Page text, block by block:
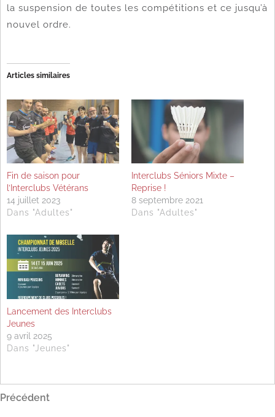
la suspension de toutes les compétitions et ce jusqu’à
nouvel ordre.
Articles similaires
Fin de saison pour
l’Interclubs Vétérans
14 juillet 2023
Dans "Adultes"
Interclubs Séniors Mixte –
Reprise !
8 septembre 2021
Dans "Adultes"
Lancement des Interclubs
Jeunes
9 avril 2025
Dans "Jeunes"
Navigation
Article
Précédent